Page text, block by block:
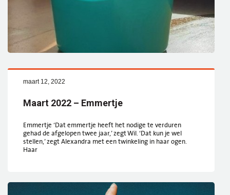
maart 12, 2022
Maart 2022 – Emmertje
Emmertje ‘Dat emmertje heeft het nodige te verduren
gehad de afgelopen twee jaar,’ zegt Wil. ‘Dat kun je wel
stellen,’ zegt Alexandra met een twinkeling in haar ogen.
Haar